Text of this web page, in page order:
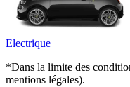
Electrique
*Dans la limite des
mentions légales).